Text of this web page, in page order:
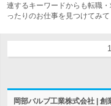
連するキーワードからも転職
ったりのお仕事を見つけてみ
岡部バルブ工業株式会社 |